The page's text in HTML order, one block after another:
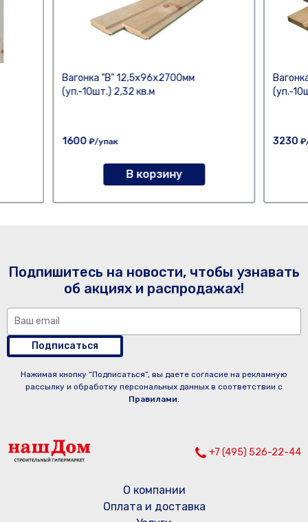
Вагонка "В" 12,5х96х2700мм
(уп.-10шт.) 2,32 кв.м
1600 ₽/упак
В корзину
(уп.-
3230
Подпишитесь на новости, чтобы узнавать
об акциях и распродажах!
Подписаться
Нажимая кнопку “Подписаться”, вы даете согласие на рекламную
рассылку и обработку персональных данных в соответствии с
Правилами.
+7 (495) 526-22-44
О компании
Оплата и доставка